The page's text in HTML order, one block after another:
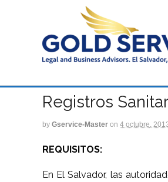
Registros
by Gservice-Master on 4 octubre,
REQUISITOS:
En El Salvador, las